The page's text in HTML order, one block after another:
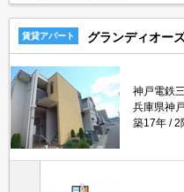
賃貸アパート グランディオー
神戸電鉄
兵庫県神
築17年
2